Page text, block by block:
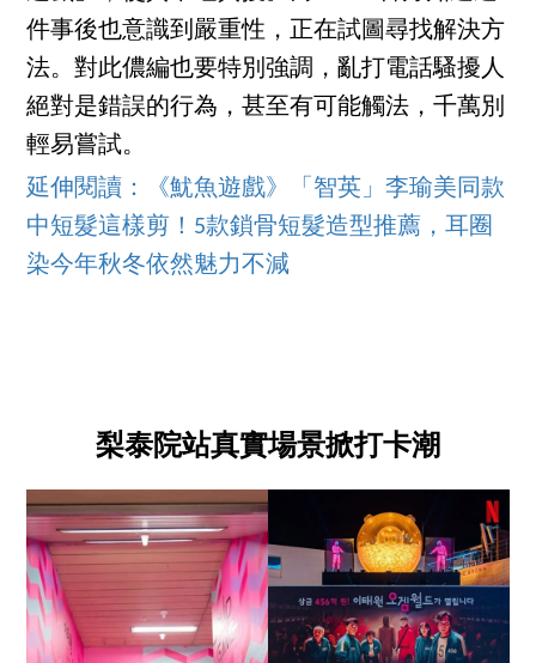
件事後也意識到嚴重性，正在試圖尋找解決方
法。對此儂編也要特別強調，亂打電話騷擾人
絕對是錯誤的行為，甚至有可能觸法，千萬別
輕易嘗試。
延伸閱讀：《魷魚遊戲》「智英」李瑜美同款
中短髮這樣剪！5款鎖骨短髮造型推薦，耳圈
染今年秋冬依然魅力不減
梨泰院站真實場景掀打卡潮